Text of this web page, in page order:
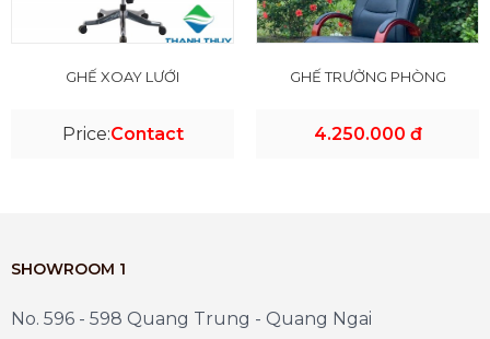
GHẾ XOAY LƯỚI
Price:Contact
GHẾ TRƯỞNG PHÒNG
4.250.000 đ
SHOWROOM 1
No. 596 - 598 Quang Trung - Quang Ngai